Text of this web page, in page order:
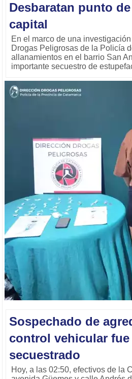
Desbaratan punto
capital
En el marco de una
Drogas Peligrosas de la Policía
allanamientos en el barrio San
importante secuestro de
Sospechado de
control vehicular
secuestrado
Hoy, a las 02:50, efectivos de la